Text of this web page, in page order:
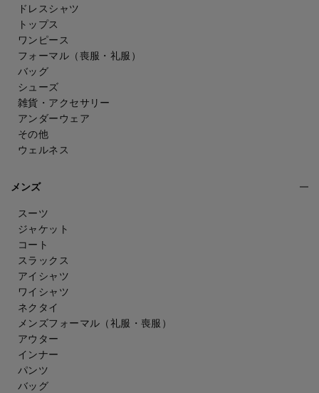
ドレスシャツ
トップス
ワンピース
フォーマル（喪服・礼服）
バッグ
シューズ
雑貨・アクセサリー
アンダーウェア
その他
ウェルネス
メンズ
スーツ
ジャケット
コート
スラックス
アイシャツ
ワイシャツ
ネクタイ
メンズフォーマル （礼服・喪服）
アウター
インナー
パンツ
バッグ